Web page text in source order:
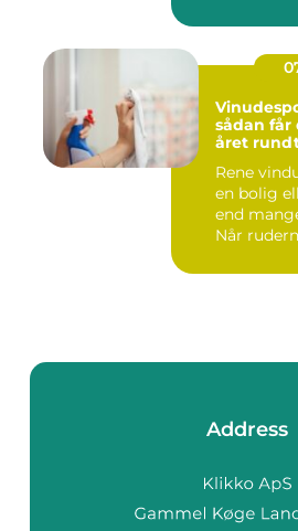
sådan får
året
Rene
en bolig
end
Når
Address